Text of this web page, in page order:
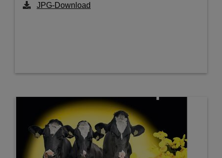
JPG-Download